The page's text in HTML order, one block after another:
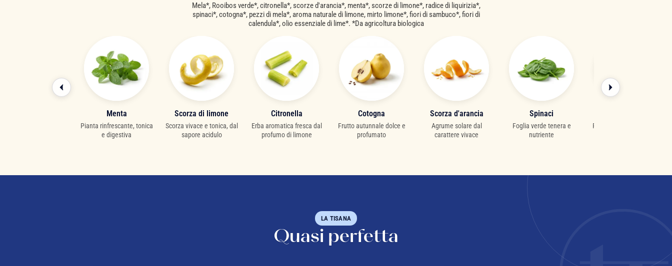
Menta
Pianta rinfrescante, tonica
e digestiva
Scorza di limone
Scorza vivace e tonica, dal
sapore acidulo
Citronella
Erba aromatica fresca dal
profumo di limone
Cotogna
Frutto autunnale dolce e
profumato
Scorza d'arancia
Agrume solare dal
carattere vivace
Spinaci
Foglia verde tenera e
nutriente
Fiore selvatico delicato e
Mela*, Rooibos verde*, citronella*, scorze d'arancia*, menta*, scorze di limone*, radice di liquirizia*,
spinaci*, cotogna*, pezzi di mela*, aroma naturale di limone, mirto limone*, fiori di sambuco*, fiori di
calendula*, olio essenziale di lime*. *Da agricoltura biologica
LA TISANA
Quasi perfetta